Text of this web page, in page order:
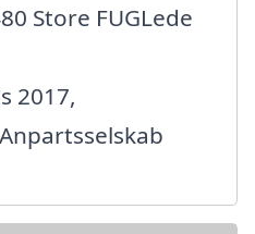
Store FUGLede
2017,